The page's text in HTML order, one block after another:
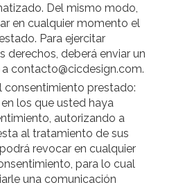
Del mismo modo,
en cualquier momento el
Para ejercitar
derechos, deberá enviar un
contacto@cicdesign.com.
consentimiento prestado:
los que usted haya
autorizando a
al tratamiento de sus
revocar en cualquier
para lo cual
una comunicación